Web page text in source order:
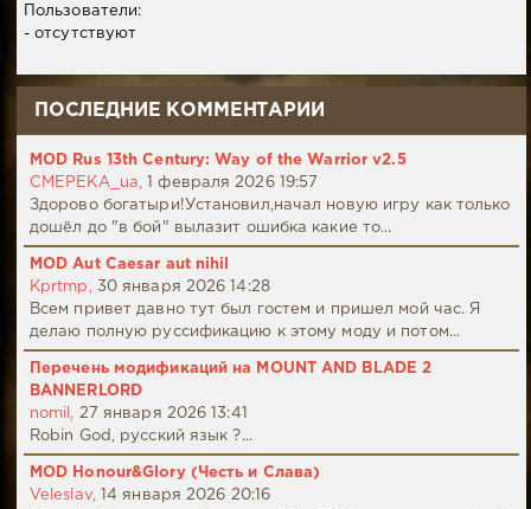
Пользователи:
- отсутствуют
ПОСЛЕДНИЕ КОММЕНТАРИИ
MOD Rus 13th Century: Way of the Warrior v2.5
CMEPEKA_ua,
1 февраля 2026 19:57
Здорово богатыри!Установил,начал новую игру как только
дошёл до "в бой" вылазит ошибка какие то...
MOD Aut Caesar aut nihil
Kprtmp, 30 января 2026 14:28
Всем привет давно тут был гостем и пришел мой час. Я
делаю полную руссификацию к этому моду и потом...
Перечень модификаций на MOUNT AND BLADE 2
BANNERLORD
nomil, 27 января 2026 13:41
Robin God, русский язык ?...
MOD Honour&Glory (Честь и Слава)
Veleslav,
14 января 2026 20:16